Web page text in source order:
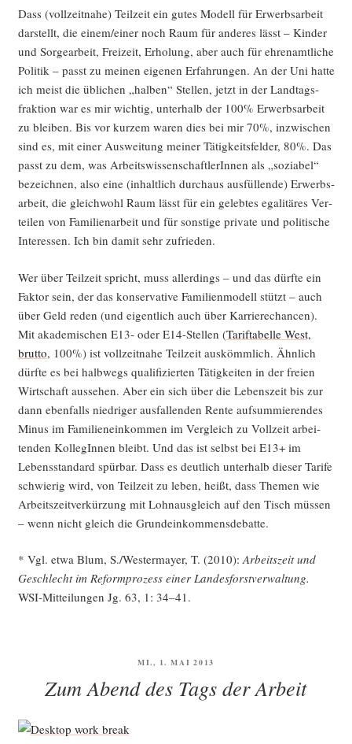
Dass (voll­zeit­na­he) Teil­zeit ein gutes Modell für Erwerbs­ar­beit
dar­stellt, die einem/einer noch Raum für ande­res lässt – Kin­der
und Sor­ge­ar­beit, Frei­zeit, Erho­lung, aber auch für ehren­amt­li­che
Poli­tik – passt zu mei­nen eige­nen Erfah­run­gen. An der Uni hat­te
ich meist die übli­chen „hal­ben“ Stel­len, jetzt in der Land­tags­
frak­ti­on war es mir wich­tig, unter­halb der 100% Erwerbs­ar­beit
zu blei­ben. Bis vor kur­zem waren dies bei mir 70%, inzwi­schen
sind es, mit einer Aus­wei­tung mei­ner Tätig­keits­fel­der, 80%. Das
passt zu dem, was Arbeits­wis­sen­schaft­le­rIn­nen als „sozia­bel“
bezeich­nen, also eine (inhalt­lich durch­aus aus­fül­len­de) Erwerbs­
ar­beit, die gleich­wohl Raum lässt für ein geleb­tes ega­li­tä­res Ver­
tei­len von Fami­li­en­ar­beit und für sons­ti­ge pri­va­te und poli­ti­sche
Inter­es­sen. Ich bin damit sehr zufrieden.
Wer über Teil­zeit spricht, muss aller­dings – und das dürf­te ein
Fak­tor sein, der das kon­ser­va­ti­ve Fami­li­en­mo­dell stützt – auch
über Geld reden (und eigent­lich auch über Kar­rie­re­chan­cen).
Mit aka­de­mi­schen E13- oder E14-Stel­len (Tarif­ta­bel­le West,
brut­to, 100%) ist voll­zeit­na­he Teil­zeit aus­kömm­lich. Ähn­lich
dürf­te es bei halb­wegs qua­li­fi­zier­ten Tätig­kei­ten in der frei­en
Wirt­schaft aus­se­hen. Aber ein sich über die Lebens­zeit bis zur
dann eben­falls nied­ri­ger aus­fal­len­den Ren­te auf­sum­mie­ren­des
Minus im Fami­li­en­ein­kom­men im Ver­gleich zu Voll­zeit arbei­
ten­den Kol­le­gIn­nen bleibt. Und das ist selbst bei E13+ im
Lebens­stan­dard spür­bar. Dass es deut­lich unter­halb die­ser Tari­fe
schwie­rig wird, von Teil­zeit zu leben, heißt, dass The­men wie
Arbeits­zeit­ver­kür­zung mit Lohn­aus­gleich auf den Tisch müs­sen
– wenn nicht gleich die Grundeinkommensdebatte.
* Vgl. etwa Blum, S./Westermayer, T. (2010):Arbeits­zeit und
Geschlecht im Reform­pro­zess einer Lan­des­forst­ver­wal­tung.
WSI-Mit­tei­lun­gen Jg. 63, 1: 34–41.
VERÖFFENTLICHT
MI., 1. MAI 2013
Zum Abend des Tags der Arbeit